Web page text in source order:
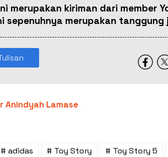
merupakan kiriman dari member
sepenuhnya merupakan tanggung
Anindyah Lamase
# adidas # Toy Story # Toy Story 5